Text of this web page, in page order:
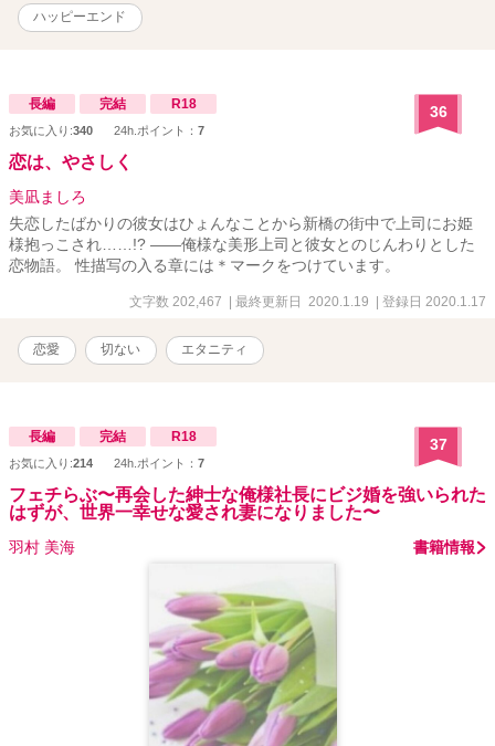
ハッピーエンド
長編 完結 R18
お気に入り:340 24h.ポイント： 7
36
恋は、やさしく
美凪ましろ
失恋したばかりの彼女はひょんなことから新橋の街中で上司にお姫
様抱っこされ……!? ――俺様な美形上司と彼女とのじんわりとした
恋物語。 性描写の入る章には＊マークをつけています。
文字数 202,467 | 最終更新日 2020.1.19 | 登録日 2020.1.17
恋愛 切ない エタニティ
長編 完結 R18
お気に入り:214 24h.ポイント： 7
37
フェチらぶ〜再会した紳士な俺様社長にビジ婚を強いられた
はずが、世界一幸せな愛され妻になりました〜
羽村 美海 書籍情報